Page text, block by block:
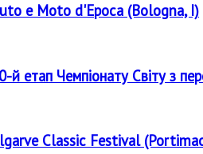
e Moto d'Epoca (Bologna, I)
етап Чемпіонату Світу з
Classic Festival